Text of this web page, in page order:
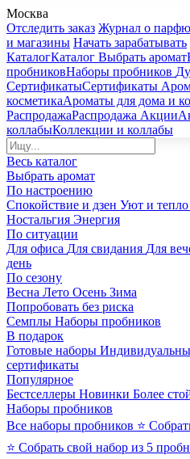
Москва
Отследить заказ Журнал о
и магазины Начать зарабатывать
КаталогКаталог Выбрать аромат
пробниковНаборы пробников
СертификатыСертификаты
косметикаАроматы для дома и
РаспродажаРаспродажа Акции
коллабыКоллекции и коллабы
Весь каталог
Выбрать аромат
По настроению
Спокойствие и дзен Уют и тепло
Ностальгия Энергия
По ситуации
Для офиса Для свидания Для
день
По сезону
Весна Лето Осень Зима
Попробовать без риска
Семплы Наборы пробников
В подарок
Готовые наборы
сертификаты
Популярное
Бестселлеры Новинки Более
Наборы пробников
Все наборы пробников ⭐
⭐ Собрать свой набор из 5